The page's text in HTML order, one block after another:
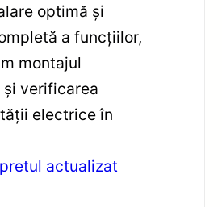
optimă și
a funcțiilor,
montajul
verificarea
electrice în
actualizat